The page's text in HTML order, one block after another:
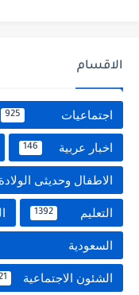
الاقسام
اجتماعيات 925
اخبار عربية 146
الاطفال وحديثى الولادة
التعليم 1392
السعودية
الشئون الاجتماعية